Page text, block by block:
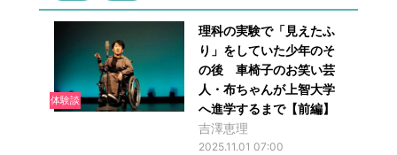
体験談
理科の実験で「見えたふ
り」をしていた少年のそ
の後 車椅子のお笑い芸
人・布ちゃんが上智大学
へ進学するまで【前編】
吉澤恵理
2025.11.01 07:00